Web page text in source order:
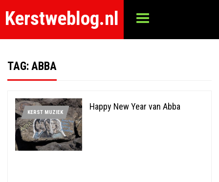
Kerstweblog.nl
TAG: ABBA
KERST MUZIEK
Happy New Year van Abba